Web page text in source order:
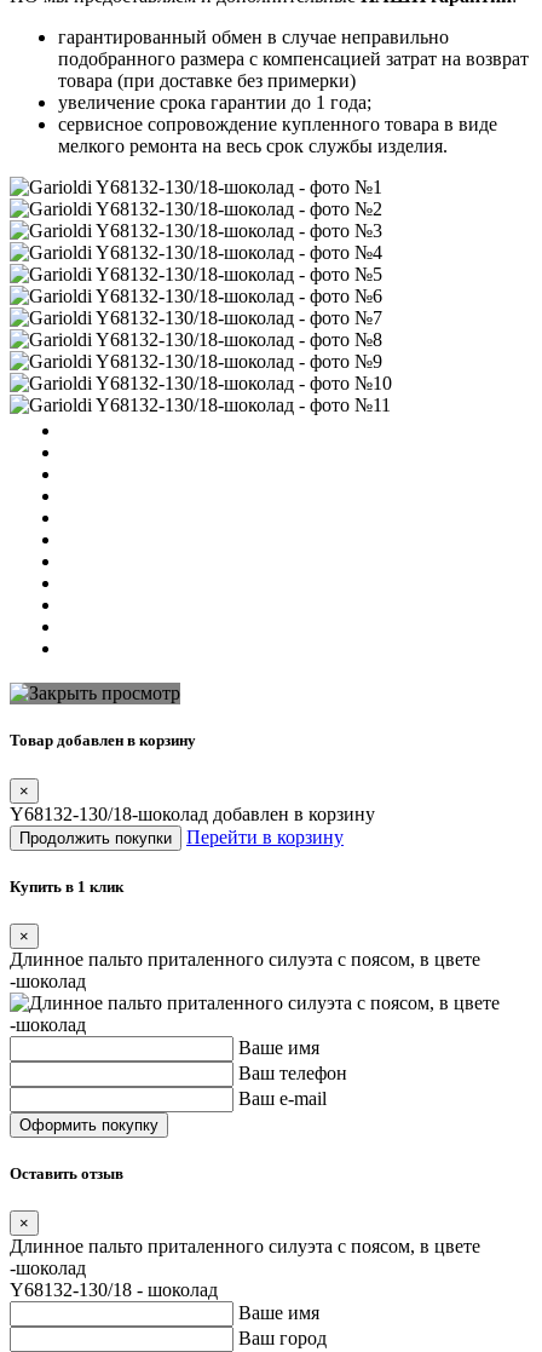
гарантированный обмен в случае неправильно
подобранного размера с компенсацией затрат на возврат
товара (при доставке без примерки)
увеличение срока гарантии до 1 года;
сервисное сопровождение купленного товара в виде
мелкого ремонта на весь срок службы изделия.
Товар добавлен в корзину
×
Y68132-130/18-шоколад добавлен в корзину
Продолжить покупки Перейти в корзину
Купить в 1 клик
×
Длинное пальто приталенного силуэта с поясом, в цвете
-шоколад
Ваше имя
Ваш телефон
Ваш e-mail
Оставить отзыв
×
Длинное пальто приталенного силуэта с поясом, в цвете
-шоколад
Y68132-130/18 - шоколад
Ваше имя
Ваш город